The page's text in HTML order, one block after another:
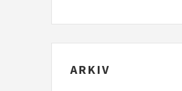
ARKIV